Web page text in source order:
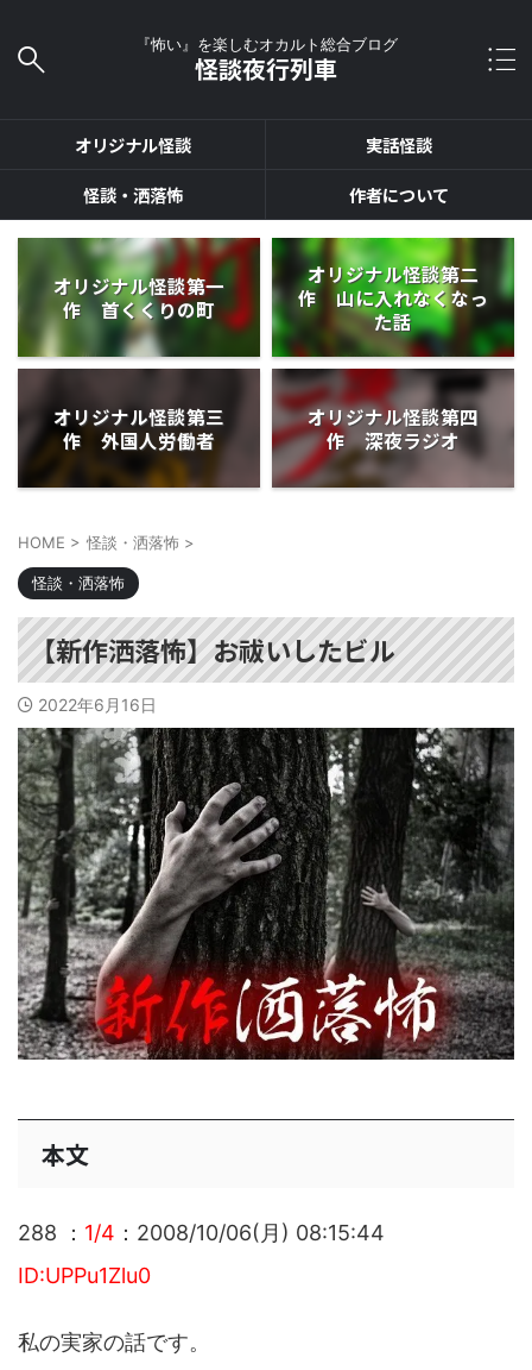
『怖い』を楽しむオカルト総合ブログ
怪談夜行列車
オリジナル怪談
実話怪談
怪談・洒落怖
作者について
オリジナル怪談第一
作 首くくりの町
オリジナル怪談第二
作 山に入れなくなっ
た話
オリジナル怪談第三
作 外国人労働者
オリジナル怪談第四
作 深夜ラジオ
HOME > 怪談・洒落怖 >
怪談・洒落怖
【新作洒落怖】お祓いしたビル
2022年6月16日
本文
288 ： 1/4 ：2008/10/06(月) 08:15:44
ID:UPPu1Zlu0
私の実家の話です。